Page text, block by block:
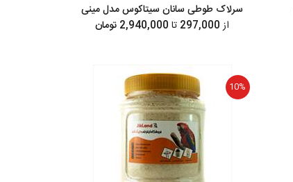
سرلاک طوطی سانان سیتاکوس مدل مینی
از
تا
10%